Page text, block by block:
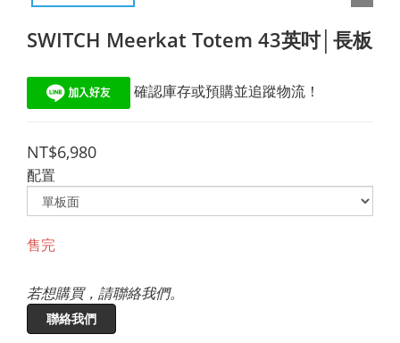
SWITCH Meerkat Totem 43英吋│長板
確認庫存或預購並追蹤物流！
NT$6,980
配置
售完
若想購買，請聯絡我們。
聯絡我們